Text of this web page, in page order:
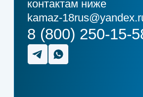
ОТДЕЛЯЮТ ВСЕГО 5 ШАГОВ